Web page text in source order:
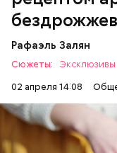
Рафаэль Залян
Сюжеты:
02 апреля 14:08